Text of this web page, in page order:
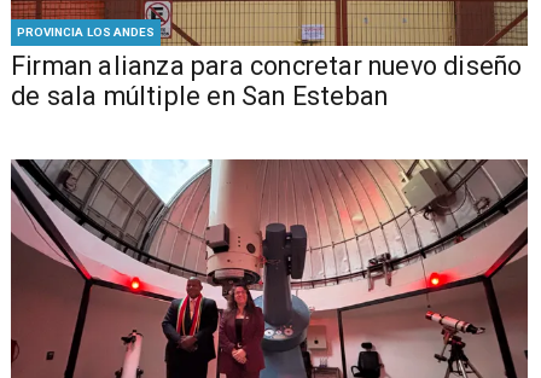
PROVINCIA LOS ANDES
​​Firman alianza para concretar nuevo diseño
de sala múltiple en San Esteban